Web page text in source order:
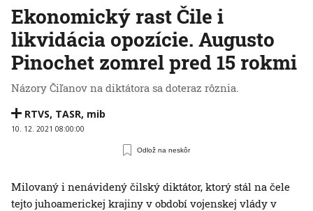
Ekonomický rast Čile i
likvidácia opozície. Augusto
Pinochet zomrel pred 15 rokmi
Názory Čiľanov na diktátora sa doteraz rôznia.
RTVS, TASR, mib
10. 12. 2021 08:00:00
Odlož na neskôr
Milovaný i nenávidený čilský diktátor, ktorý stál na čele
tejto juhoamerickej krajiny v období vojenskej vlády v